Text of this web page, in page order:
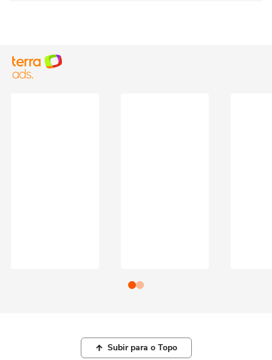
Subir para o Topo